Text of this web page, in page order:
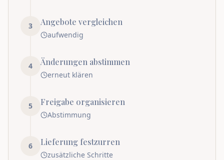
3 Angebote vergleichen
aufwendig
4 Änderungen abstimmen
erneut klären
5 Freigabe organisieren
Abstimmung
6 Lieferung festzurren
zusätzliche Schritte